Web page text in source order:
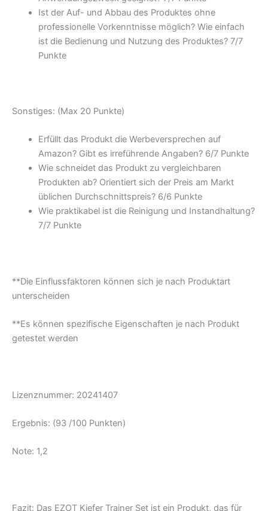
Ist der Auf- und Abbau des Produktes ohne
professionelle Vorkenntnisse möglich? Wie einfach
ist die Bedienung und Nutzung des Produktes? 7/7
Punkte
Sonstiges: (Max 20 Punkte)
Erfüllt das Produkt die Werbeversprechen auf
Amazon? Gibt es irreführende Angaben? 6/7 Punkte
Wie schneidet das Produkt zu vergleichbaren
Produkten ab? Orientiert sich der Preis am Markt
üblichen Durchschnittspreis? 6/6 Punkte
Wie praktikabel ist die Reinigung und Instandhaltung?
7/7 Punkte
**Die Einflussfaktoren können sich je nach Produktart
unterscheiden
**Es können spezifische Eigenschaften je nach Produkt
getestet werden
Lizenznummer: 20241407
Ergebnis: (93 /100 Punkten)
Note: 1,2
Fazit: Das EZOT Kiefer Trainer Set ist ein Produkt, das für